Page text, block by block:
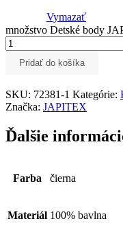
Vymazať
množstvo Detské body
Pridať do košíka
SKU: 72381-1 Kategórie:
Značka: JAPITEX
Ďalšie
Farba čierna
Materiál 100% bavlna